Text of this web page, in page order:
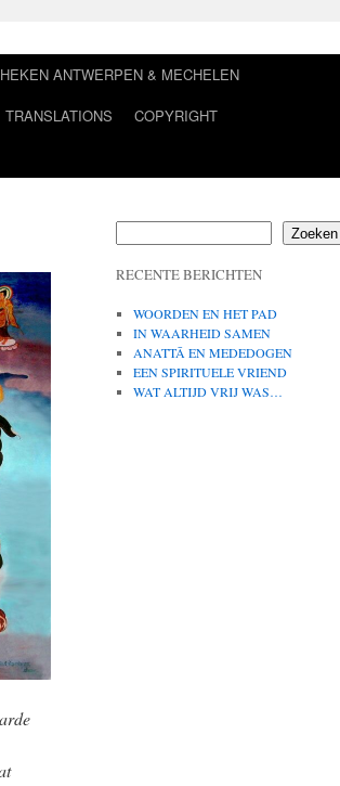
ANTWERPEN & MECHELEN
TRANSLATIONS
COPYRIGHT
Zoeken
RECENTE BERICHTEN
WOORDEN EN HET PAD
IN WAARHEID SAMEN
ANATTĀ EN MEDEDOGEN
EEN SPIRITUELE VRIEND
WAT ALTIJD VRIJ WAS…